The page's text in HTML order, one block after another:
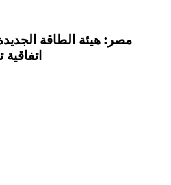
مصر: هيئة الطاقة